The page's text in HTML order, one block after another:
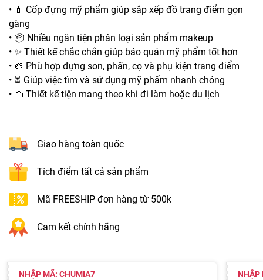
• 💄 Cốp đựng mỹ phẩm giúp sắp xếp đồ trang điểm gọn
gàng
• 📦 Nhiều ngăn tiện phân loại sản phẩm makeup
• ✨ Thiết kế chắc chắn giúp bảo quản mỹ phẩm tốt hơn
• 🎨 Phù hợp đựng son, phấn, cọ và phụ kiện trang điểm
• ⏳ Giúp việc tìm và sử dụng mỹ phẩm nhanh chóng
• 👜 Thiết kế tiện mang theo khi đi làm hoặc du lịch
Giao hàng toàn quốc
Tích điểm tất cả sản phẩm
Mã FREESHIP đơn hàng từ 500k
Cam kết chính hãng
NHẬP MÃ: CHUMIA7 NHẬP